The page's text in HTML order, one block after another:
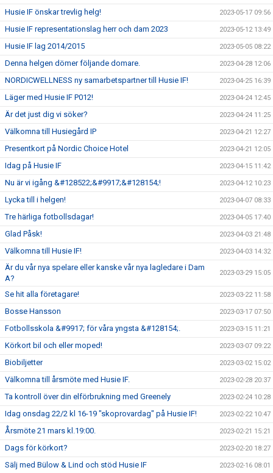
Husie IF önskar trevlig helg! 2023-05-17 09:56
Husie IF representationslag herr och dam 2023 2023-05-12 13:49
Husie IF lag 2014/2015 2023-05-05 08:22
Denna helgen dömer följande domare. 2023-04-28 12:06
NORDICWELLNESS ny samarbetspartner till Husie IF! 2023-04-25 16:39
Läger med Husie IF P012! 2023-04-24 12:45
Är det just dig vi söker? 2023-04-24 11:25
Välkomna till Husiegård IP 2023-04-21 12:27
Presentkort på Nordic Choice Hotel 2023-04-21 12:05
Idag på Husie IF 2023-04-15 11:42
Nu är vi igång &#128522;&#9917;&#128154;! 2023-04-12 10:23
Lycka till i helgen! 2023-04-07 08:33
Tre härliga fotbollsdagar! 2023-04-05 17:40
Glad Påsk! 2023-04-03 21:48
Välkomna till Husie IF! 2023-04-03 14:32
Är du vår nya spelare eller kanske vår nya lagledare i Dam
A?
2023-03-29 15:05
Se hit alla företagare! 2023-03-22 11:58
Bosse Hansson 2023-03-17 07:50
Fotbollsskola &#9917; för våra yngsta &#128154;. 2023-03-15 11:21
Körkort bil och eller moped! 2023-03-07 09:22
Biobiljetter 2023-03-02 15:02
Välkomna till årsmöte med Husie IF. 2023-02-28 20:37
Ta kontroll över din elförbrukning med Greenely 2023-02-24 10:28
Idag onsdag 22/2 kl 16-19 "skoprovardag" på Husie IF! 2023-02-22 10:47
Årsmöte 21 mars kl.19:00. 2023-02-21 15:21
Dags för körkort? 2023-02-20 18:27
Sälj med Bülow & Lind och stöd Husie IF 2023-02-16 08:01